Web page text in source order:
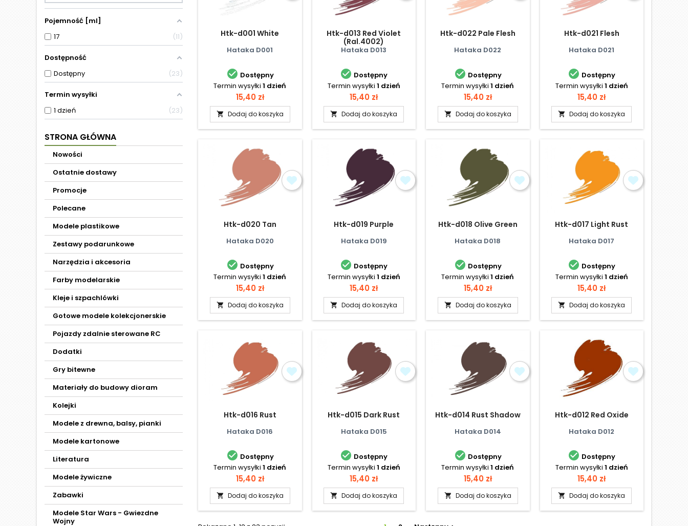
Pojemność [ml]
17
11
Dostępność
Dostępny
23
Termin wysyłki
1 dzień
23
STRONA GŁÓWNA
Nowości
Ostatnie dostawy
Promocje
Polecane
Modele plastikowe
Zestawy podarunkowe
Narzędzia i akcesoria
Farby modelarskie
Kleje i szpachlówki
Gotowe modele kolekcjonerskie
Pojazdy zdalnie sterowane RC
Dodatki
Gry bitewne
Materiały do budowy dioram
Kolejki
Modele z drewna, balsy, pianki
Modele kartonowe
Literatura
Modele żywiczne
Zabawki
Modele Star Wars - Gwiezdne
Wojny
Htk-d001 White
Hataka D001
 Dostępny
Termin wysyłki 1 dzień
Cena
15,40 zł
 Dodaj do koszyka
Htk-d013 Red Violet
(Ral.4002)
Hataka D013
 Dostępny
Termin wysyłki 1 dzień
Cena
15,40 zł
 Dodaj do koszyka
Htk-d022 Pale Flesh
Hataka D022
 Dostępny
Termin wysyłki 1 dzień
Cena
15,40 zł
 Dodaj do koszyka
Htk-d021 Flesh
Hataka D021
 Dostępny
Termin wysyłki 1 dzień
Cena
15,40 zł
 Dodaj do koszyka
Htk-d020 Tan
Hataka D020
 Dostępny
Termin wysyłki 1 dzień
Cena
15,40 zł
 Dodaj do koszyka
Htk-d019 Purple
Hataka D019
 Dostępny
Termin wysyłki 1 dzień
Cena
15,40 zł
 Dodaj do koszyka
Htk-d018 Olive Green
Hataka D018
 Dostępny
Termin wysyłki 1 dzień
Cena
15,40 zł
 Dodaj do koszyka
Htk-d017 Light Rust
Hataka D017
 Dostępny
Termin wysyłki 1 dzień
Cena
15,40 zł
 Dodaj do koszyka
Htk-d016 Rust
Hataka D016
 Dostępny
Termin wysyłki 1 dzień
Cena
15,40 zł
 Dodaj do koszyka
Htk-d015 Dark Rust
Hataka D015
 Dostępny
Termin wysyłki 1 dzień
Cena
15,40 zł
 Dodaj do koszyka
Htk-d014 Rust Shadow
Hataka D014
 Dostępny
Termin wysyłki 1 dzień
Cena
15,40 zł
 Dodaj do koszyka
Htk-d012 Red Oxide
Hataka D012
 Dostępny
Termin wysyłki 1 dzień
Cena
15,40 zł
 Dodaj do koszyka